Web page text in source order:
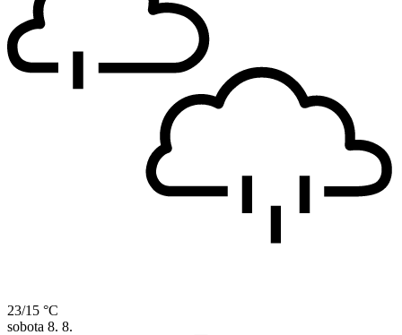
23/15 °C
sobota 8. 8.